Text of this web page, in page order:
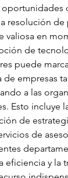
resolución
valiosa en
de
puede
de empresas
a las
Esto
de
de
eficiencia y la